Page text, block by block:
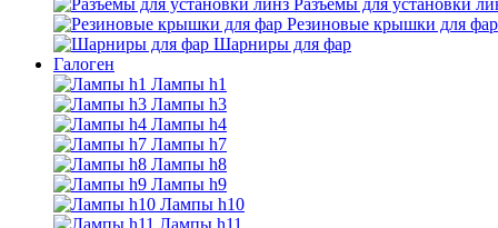
Разъемы для установки
Резиновые крышки для фар
Шарниры для фар
Галоген
Лампы h1
Лампы h3
Лампы h4
Лампы h7
Лампы h8
Лампы h9
Лампы h10
Лампы h11